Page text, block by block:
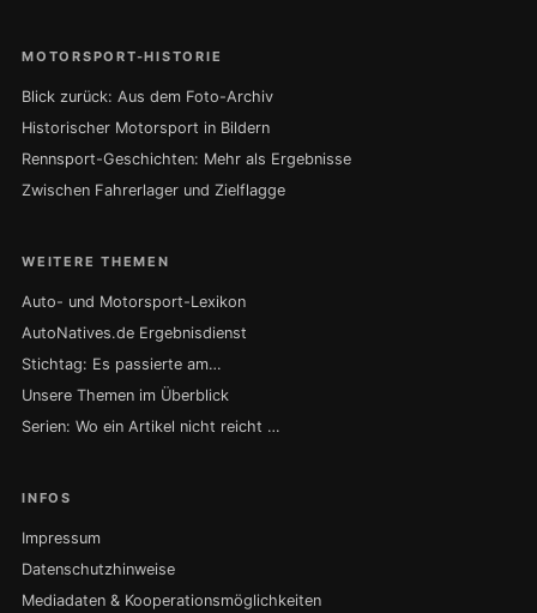
MOTORSPORT-HISTORIE
Blick zurück: Aus dem Foto-Archiv
Historischer Motorsport in Bildern
Rennsport-Geschichten: Mehr als Ergebnisse
Zwischen Fahrerlager und Zielflagge
WEITERE THEMEN
Auto- und Motorsport-Lexikon
AutoNatives.de Ergebnisdienst
Stichtag: Es passierte am…
Unsere Themen im Überblick
Serien: Wo ein Artikel nicht reicht …
INFOS
Impressum
Datenschutzhinweise
Mediadaten & Kooperationsmöglichkeiten